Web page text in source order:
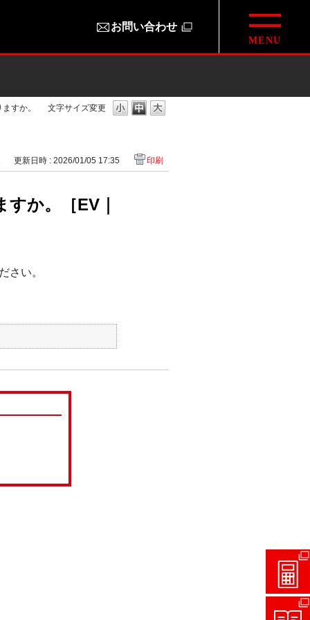
お問い合わせ
文字サイズ変更
すか。
更新日時 : 2026/01/05 17:35 印刷
か。［EV｜
さい。